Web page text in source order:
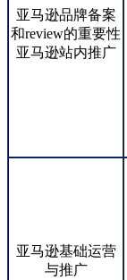
亚马逊品牌备案
和review的重要性
亚马逊站内推广
亚马逊基础运营
与推广